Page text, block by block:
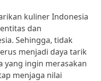
kuliner Indonesia
dan
Sehingga, tidak
menjadi daya tarik
yang ingin merasakan
menjaga nilai